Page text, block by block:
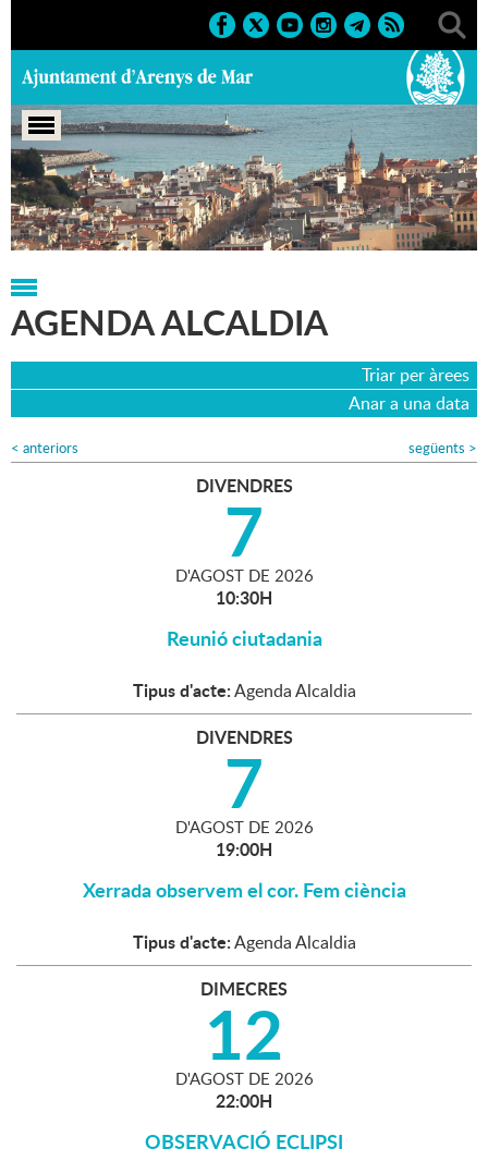
Portada > Agenda > Agenda Alcaldia
AGENDA ALCALDIA
Triar per àrees
Anar a una data
< anteriors següents >
DIVENDRES
7
D'AGOST DE 2026
10:30H
Reunió ciutadania
Tipus d'acte:Agenda Alcaldia
DIVENDRES
7
D'AGOST DE 2026
19:00H
Xerrada observem el cor. Fem ciència
Tipus d'acte:Agenda Alcaldia
DIMECRES
12
D'AGOST DE 2026
22:00H
OBSERVACIÓ ECLIPSI